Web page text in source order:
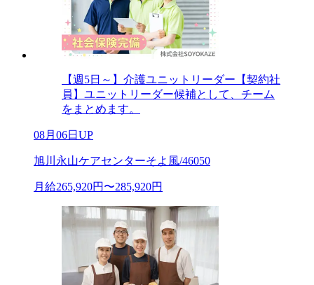
【週5日～】介護ユニットリーダー【契約社
員】ユニットリーダー候補として、チーム
をまとめます。
08月06日UP
旭川永山ケアセンターそよ風/46050
月給265,920円〜285,920円